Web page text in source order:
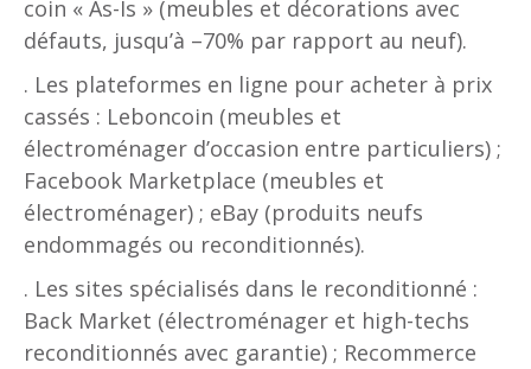
coin « As-Is » (meubles et décorations avec
défauts, jusqu’à –70% par rapport au neuf).
. Les plateformes en ligne pour acheter à prix
cassés : Leboncoin (meubles et
électroménager d’occasion entre particuliers) ;
Facebook Marketplace (meubles et
électroménager) ; eBay (produits neufs
endommagés ou reconditionnés).
. Les sites spécialisés dans le reconditionné :
Back Market (électroménager et high-techs
reconditionnés avec garantie) ; Recommerce